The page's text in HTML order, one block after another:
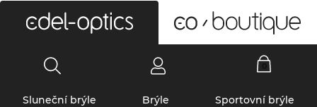
Sluneční brýle Brýle Sportovní brýle